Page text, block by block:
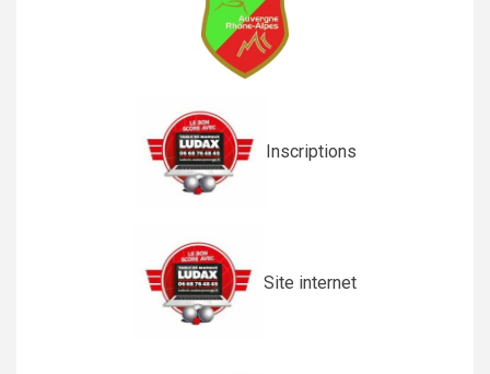
Inscriptions
Site internet